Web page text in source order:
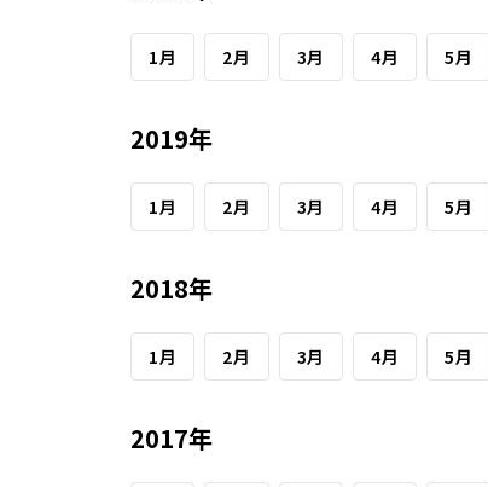
1月 2月 3月 4月 5月
2019年
1月 2月 3月 4月 5月
2018年
1月 2月 3月 4月 5月
2017年